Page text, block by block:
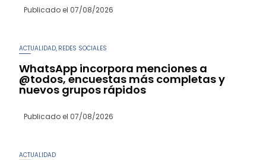
Publicado el 07/08/2026
ACTUALIDAD REDES SOCIALES
WhatsApp incorpora menciones a
@todos, encuestas más completas y
nuevos grupos rápidos
Publicado el 07/08/2026
ACTUALIDAD